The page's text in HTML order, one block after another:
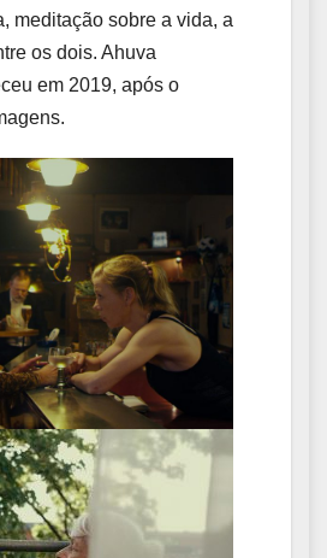
meditação sobre a vida, a
os dois. Ahuva
em 2019, após o